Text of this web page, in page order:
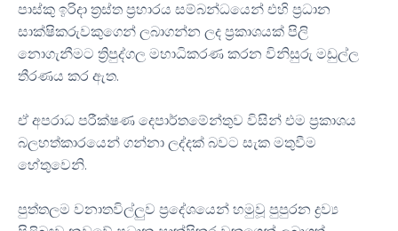
පාස්කු ඉරිදා ත්‍රස්ත ප්‍රහාරය සම්බන්ධයෙන් එහි ප්‍රධාන
සාක්ෂිකරුවකුගෙන් ලබාගන්න ලද ප්‍රකාශයක් පිලි
නොගැනීමට ත්‍රිපුද්ගල මහාධිකරණ කරන විනිසුරු මඩුල්ල
තීරණය කර ඇත.
ඒ අපරාධ පරීක්ෂණ දෙපාර්තමේන්තුව විසින් එම ප්‍රකාශය
බලහත්කාරයෙන් ගන්නා ලද්දක් බවට සැක මතුවීම
හේතුවෙනි.
පුත්තලම වනාතවිල්ලුව ප්‍රදේශයෙන් හමුවූ පුපුරන ද්‍රව්‍ය